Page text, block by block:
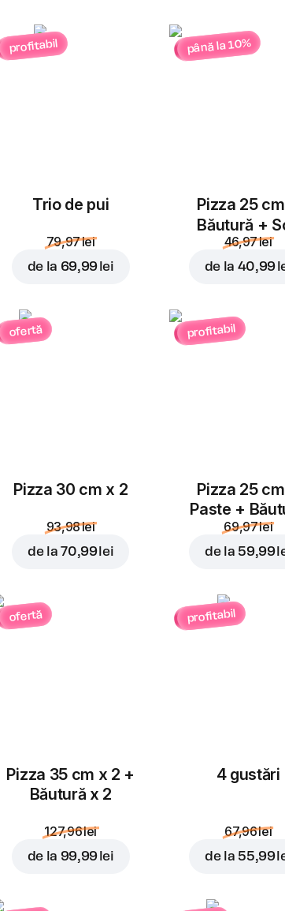
profitabil
Trio de pui
79,97 lei
de la 69,99 lei
până la 10%
Pizza 25
Băutură +
46,97 lei
de la 40,99
ofertă
Pizza 30 cm x 2
93,98 lei
de la70,99 lei
profitabil
Pizza 25
Paste +
69,97 lei
de la 59,99
ofertă
Pizza 35 cm x 2 +
Băutură x 2
127,96 lei
de la 99,99 lei
profitabil
4 gustări
67,96 lei
de la 55,99